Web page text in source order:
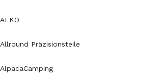
ALKO
Allround Präzisionsteile
AlpacaCamping